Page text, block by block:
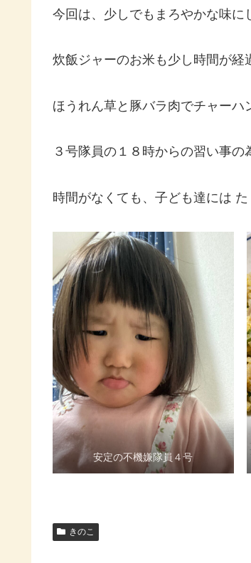
今回は、少しでもまろやかな味に
炊飯ジャーのお米も少し時間が経
ほうれん草と豚バラ肉でチャーハ
３号隊員の１８時からの習い事の
時間がなくても、子ども達には
安定の不機嫌隊員４号
きのこ